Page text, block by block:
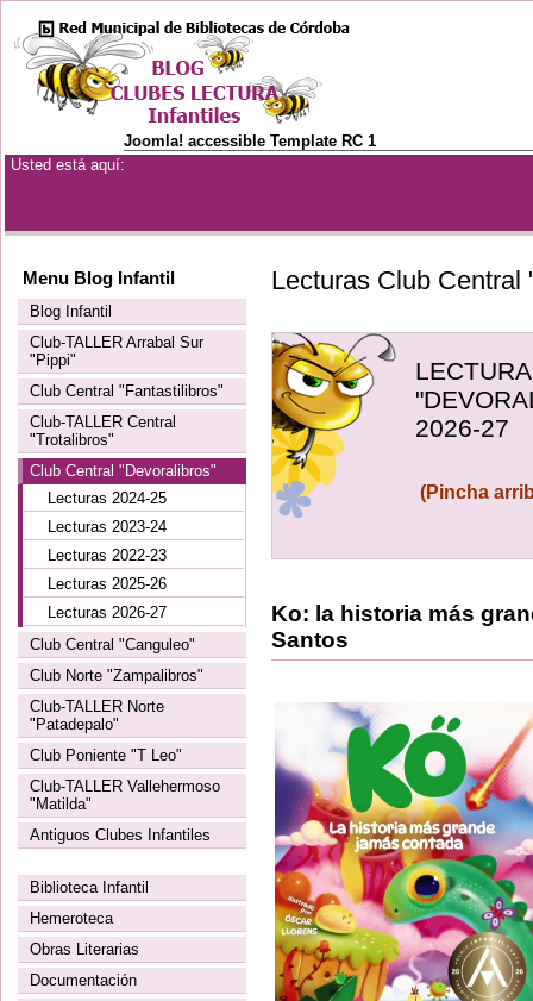
Joomla! accessible Template RC 1
Usted está aquí:
Menu Blog Infantil
Blog Infantil
Club-TALLER Arrabal Sur
"Pippi"
Club Central "Fantastilibros"
Club-TALLER Central
"Trotalibros"
Club Central "Devoralibros"
Lecturas 2024-25
Lecturas 2023-24
Lecturas 2022-23
Lecturas 2025-26
Lecturas 2026-27
Club Central "Canguleo"
Club Norte "Zampalibros"
Club-TALLER Norte
"Patadepalo"
Club Poniente "T Leo"
Club-TALLER Vallehermoso
"Matilda"
Antiguos Clubes Infantiles
Biblioteca Infantil
Hemeroteca
Obras Literarias
Documentación
Lecturas Club Central
2026-27
(Pincha
Ko: la historia más
Santos